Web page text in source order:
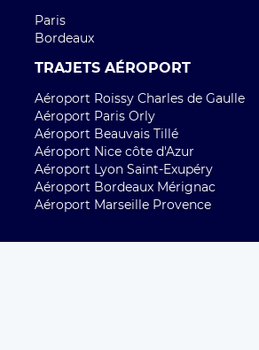
Paris
Bordeaux
TRAJETS AÉROPORT
Aéroport Roissy Charles de Gaulle
Aéroport Paris Orly
Aéroport Beauvais Tillé
Aéroport Nice côte d'Azur
Aéroport Lyon Saint-Exupéry
Aéroport Bordeaux Mérignac
Aéroport Marseille Provence